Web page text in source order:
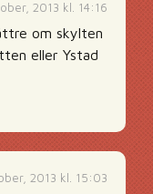
2013 kl. 14:16
om skylten
eller Ystad
2013 kl. 15:03